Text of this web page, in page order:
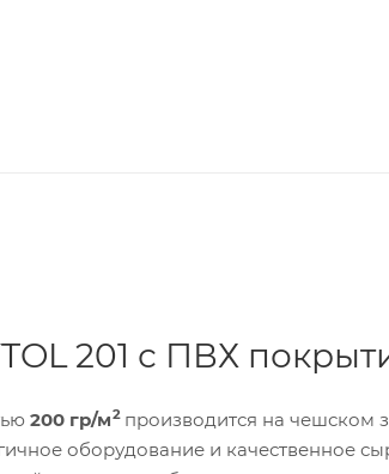
201 с ПВХ
200 гр/м2 производится на чешском
оборудование и качественное